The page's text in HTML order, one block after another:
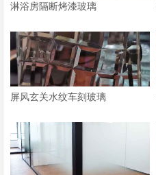
淋浴房隔断烤漆玻璃
屏风玄关水纹车刻玻璃